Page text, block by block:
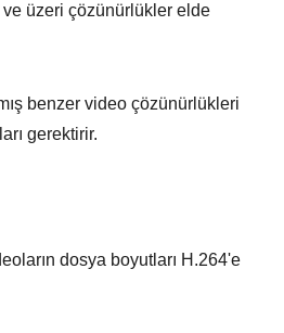
üzeri çözünürlükler elde
benzer video çözünürlükleri
gerektirir.
dosya boyutları H.264'e